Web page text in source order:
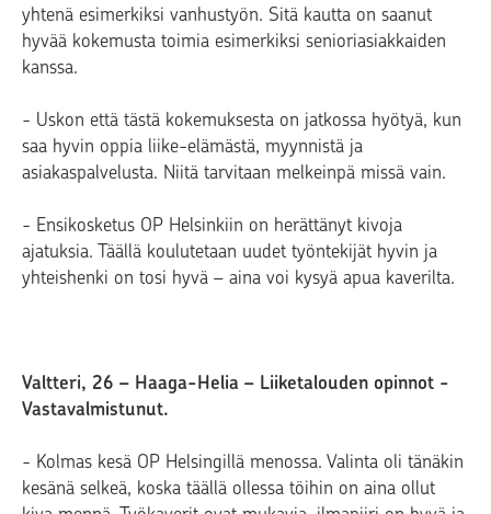
yhtenä esimerkiksi vanhustyön. Sitä kautta on saanut
hyvää kokemusta toimia esimerkiksi senioriasiakkaiden
kanssa.
- Uskon että tästä kokemuksesta on jatkossa hyötyä, kun
saa hyvin oppia liike-elämästä, myynnistä ja
asiakaspalvelusta. Niitä tarvitaan melkeinpä missä vain.
- Ensikosketus OP Helsinkiin on herättänyt kivoja
ajatuksia. Täällä koulutetaan uudet työntekijät hyvin ja
yhteishenki on tosi hyvä – aina voi kysyä apua kaverilta.
Valtteri, 26 – Haaga-Helia – Liiketalouden opinnot -
Vastavalmistunut.
- Kolmas kesä OP Helsingillä menossa. Valinta oli tänäkin
kesänä selkeä, koska täällä ollessa töihin on aina ollut